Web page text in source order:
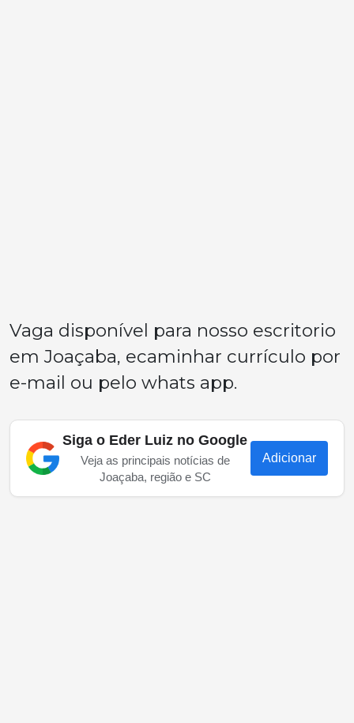
Vaga disponível para nosso escritorio
em Joaçaba, ecaminhar currículo por
e-mail ou pelo whats app.
Siga o Eder Luiz no Google
Veja as principais notícias de
Joaçaba, região e SC
Adicionar